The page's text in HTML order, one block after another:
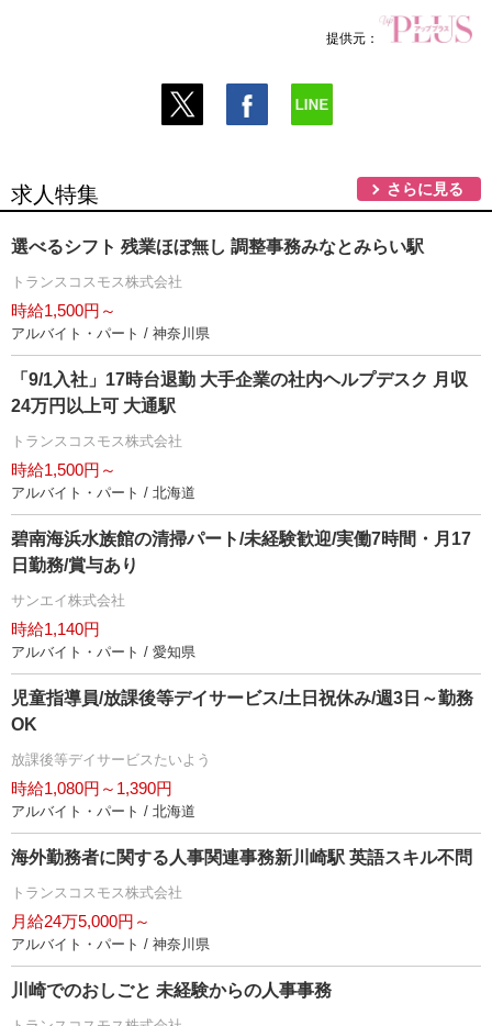
提供元：
求人特集 さらに見る
選べるシフト 残業ほぼ無し 調整事務みなとみらい駅
トランスコスモス株式会社
時給1,500円～
アルバイト・パート / 神奈川県
「9/1入社」17時台退勤 大手企業の社内ヘルプデスク 月収
24万円以上可 大通駅
トランスコスモス株式会社
時給1,500円～
アルバイト・パート / 北海道
碧南海浜水族館の清掃パート/未経験歓迎/実働7時間・月17
日勤務/賞与あり
サンエイ株式会社
時給1,140円
アルバイト・パート / 愛知県
児童指導員/放課後等デイサービス/土日祝休み/週3日～勤務
OK
放課後等デイサービスたいよう
時給1,080円～1,390円
アルバイト・パート / 北海道
海外勤務者に関する人事関連事務新川崎駅 英語スキル不問
トランスコスモス株式会社
月給24万5,000円～
アルバイト・パート / 神奈川県
川崎でのおしごと 未経験からの人事事務